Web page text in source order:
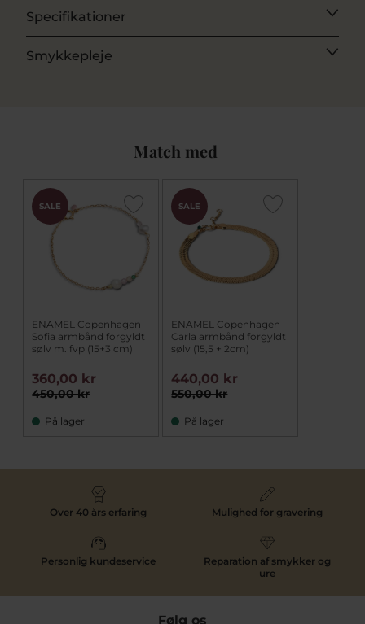
Specifikationer
Smykkepleje
Match med
SALE
ENAMEL Copenhagen
Sofia armbånd forgyldt
sølv m. fvp (15+3 cm)
450,00 kr
360,00 kr
På lager
SALE
ENAMEL Copenhagen
Carla armbånd forgyldt
sølv (15,5 + 2cm)
550,00 kr
440,00 kr
På lager
Over 40 års erfaring Mulighed for gravering
Personlig kundeservice
Reparation af smykker og
ure
Følg os